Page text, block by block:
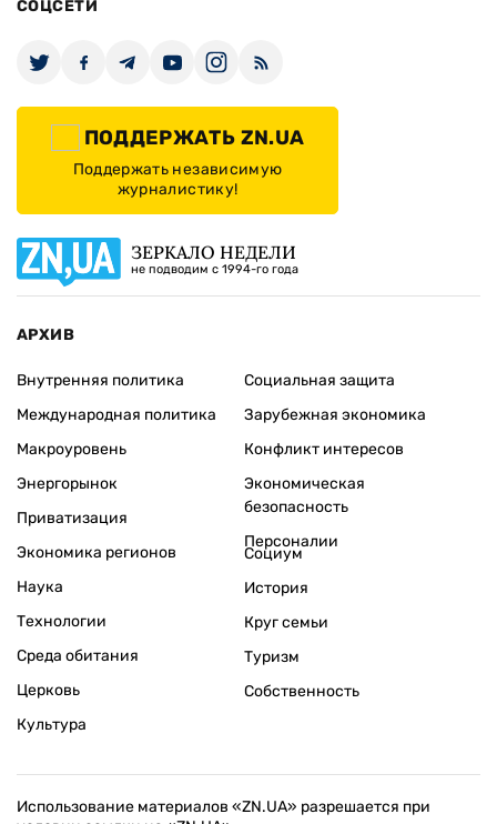
СОЦСЕТИ
ПОДДЕРЖАТЬ ZN.UA
Поддержать независимую
журналистику!
ЗЕРКАЛО НЕДЕЛИ
не подводим с 1994-го года
АРХИВ
Внутренняя политика
Международная политика
Макроуровень
Энергорынок
Приватизация
Экономика регионов
Социальная защита
Зарубежная экономика
Конфликт интересов
Экономическая
безопасность
Персоналии
Наука
Технологии
Среда обитания
Церковь
Культура
Социум
История
Круг семьи
Туризм
Собственность
Использование материалов «ZN.UA» разрешается при